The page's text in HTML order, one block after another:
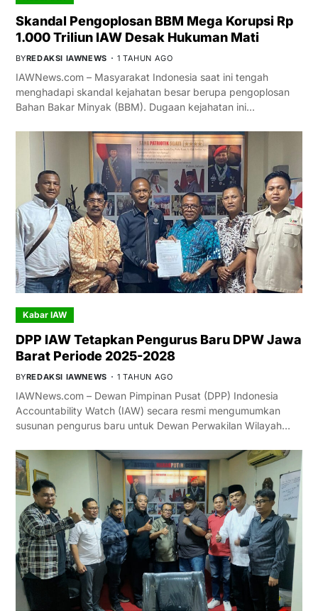
Skandal Pengoplosan BBM Mega Korupsi Rp
1.000 Triliun IAW Desak Hukuman Mati
BYREDAKSI IAWNEWS 1 TAHUN AGO
IAWNews.com – Masyarakat Indonesia saat ini tengah
menghadapi skandal kejahatan besar berupa pengoplosan
Bahan Bakar Minyak (BBM). Dugaan kejahatan ini…
Kabar IAW
DPP IAW Tetapkan Pengurus Baru DPW Jawa
Barat Periode 2025-2028
BYREDAKSI IAWNEWS 1 TAHUN AGO
IAWNews.com – Dewan Pimpinan Pusat (DPP) Indonesia
Accountability Watch (IAW) secara resmi mengumumkan
susunan pengurus baru untuk Dewan Perwakilan Wilayah…